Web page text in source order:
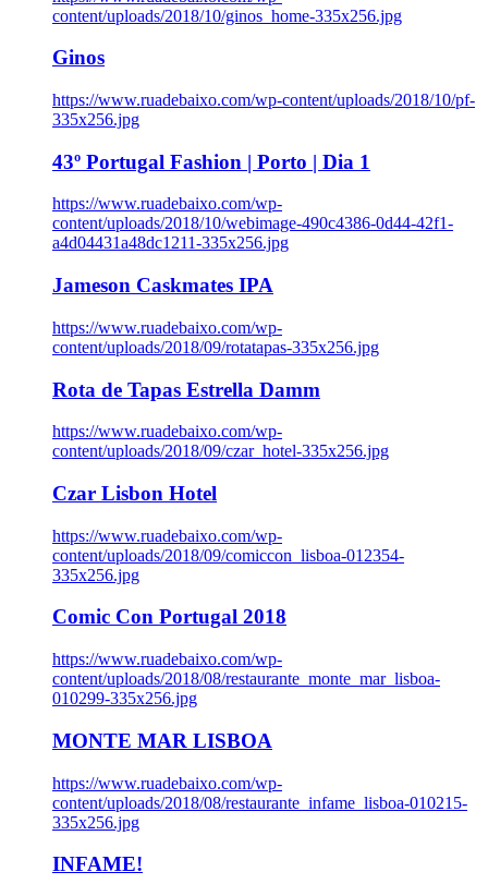
content/uploads/2018/10/ginos_home-335x256.jpg
Ginos
https://www.ruadebaixo.com/wp-content/uploads/2018/10/pf-
335x256.jpg
43º Portugal Fashion | Porto | Dia 1
https://www.ruadebaixo.com/wp-
content/uploads/2018/10/webimage-490c4386-0d44-42f1-
a4d04431a48dc1211-335x256.jpg
Jameson Caskmates IPA
https://www.ruadebaixo.com/wp-
content/uploads/2018/09/rotatapas-335x256.jpg
Rota de Tapas Estrella Damm
https://www.ruadebaixo.com/wp-
content/uploads/2018/09/czar_hotel-335x256.jpg
Czar Lisbon Hotel
https://www.ruadebaixo.com/wp-
content/uploads/2018/09/comiccon_lisboa-012354-
335x256.jpg
Comic Con Portugal 2018
https://www.ruadebaixo.com/wp-
content/uploads/2018/08/restaurante_monte_mar_lisboa-
010299-335x256.jpg
MONTE MAR LISBOA
https://www.ruadebaixo.com/wp-
content/uploads/2018/08/restaurante_infame_lisboa-010215-
335x256.jpg
INFAME!